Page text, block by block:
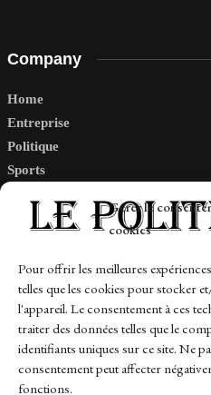
Gérer le
cookies
Pour offrir les meilleures
telles que les cookies pour stocker
l'appareil. Le consentement à ces
traiter des données telles que le
identifiants uniques sur ce site. Ne
consentement peut affecter
fonctions.
Company
Home
Entreprise
Politique
Sports
Links
Contact
Sitemap